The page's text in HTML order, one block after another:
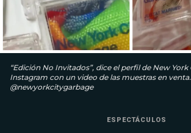
“Edición No Invitados”, dice el perfil de New York
Instagram con un video de las muestras en
@newyorkcitygarbage
ESPECTÁCULOS